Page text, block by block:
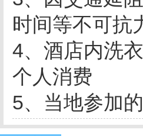
时间等不可抗
4、酒店内洗
个人消费
5、当地参加